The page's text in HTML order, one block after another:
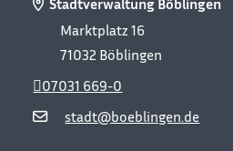
Marktplatz 16
71032 Böblingen
stadt@boeblingen.de
07031 669-0